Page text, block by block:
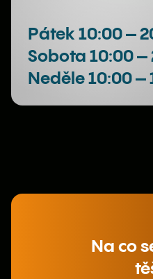
Pátek 10:00 –
Sobota 10:00 –
Neděle 10:00 –
Na co